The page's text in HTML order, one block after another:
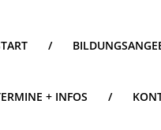
/
+ INFOS /